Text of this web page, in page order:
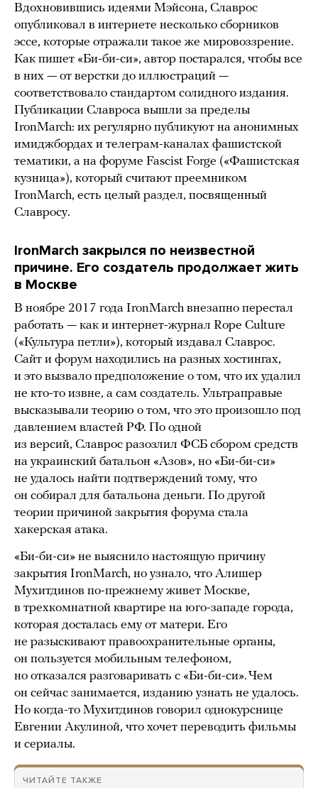
Вдохновившись идеями Мэйсона, Славрос
опубликовал в интернете несколько сборников
эссе, которые отражали такое же мировоззрение.
Как пишет «Би-би-си», автор постарался, чтобы все
в них — от верстки до иллюстраций —
соответствовало стандартом солидного издания.
Публикации Славроса вышли за пределы
IronMarch: их регулярно публикуют на анонимных
имиджбордах и телеграм-каналах фашистской
тематики, а на форуме Fascist Forge («Фашистская
кузница»), который считают преемником
IronMarch, есть целый раздел, посвященный
Славросу.
IronMarch закрылся по неизвестной
причине. Его создатель продолжает жить
в Москве
В ноябре 2017 года IronMarch внезапно перестал
работать — как и интернет-журнал Rope Culture
(«Культура петли»), который издавал Славрос.
Сайт и форум находились на разных хостингах,
и это вызвало предположение о том, что их удалил
не кто-то извне, а сам создатель. Ультраправые
высказывали теорию о том, что это произошло под
давлением властей РФ. По одной
из версий, Славрос разозлил ФСБ сбором средств
на украинский батальон «Азов», но «Би-би-си»
не удалось найти подтверждений тому, что
он собирал для батальона деньги. По другой
теории причиной закрытия форума стала
хакерская атака.
«Би-би-си» не выяснило настоящую причину
закрытия IronMarch, но узнало, что Алишер
Мухитдинов по-прежнему живет Москве,
в трехкомнатной квартире на юго-западе города,
которая досталась ему от матери. Его
не разыскивают правоохранительные органы,
он пользуется мобильным телефоном,
но отказался разговаривать с «Би-би-си». Чем
он сейчас занимается, изданию узнать не удалось.
Но когда-то Мухитдинов говорил однокурснице
Евгении Акулиной, что хочет переводить фильмы
и сериалы.
ЧИТАЙТЕ ТАКЖЕ